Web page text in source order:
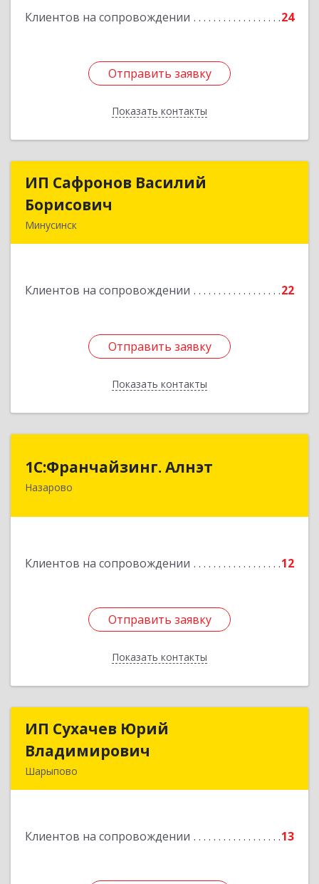
Клиентов на сопровождении 24
Отправить заявку
Показать контакты
Отправить заявку
Назад
ИП Сафронов Василий
Борисович
Минусинск
Клиентов на сопровождении 22
Отправить заявку
Показать контакты
ИП Сафронов Василий
Подробнее
Отправить заявку
Назад
1С:Франчайзинг. Алнэт
Назарово
Клиентов на сопровождении 12
Отправить заявку
Показать контакты
1С:Франчайзинг. Алнэт
662200, Красноярский край, Назарово г,
Отправить заявку
Назад
ИП Сухачев Юрий
Владимирович
Шарыпово
Клиентов на сопровождении 13
ИП Сухачев Юрий
Подробнее